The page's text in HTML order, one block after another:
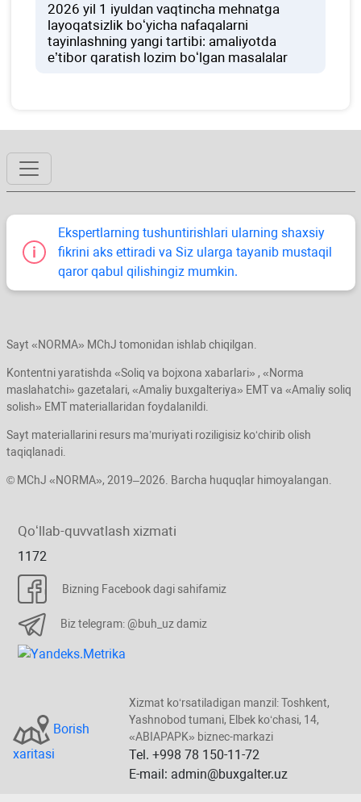
2026 yil 1 iyuldan vaqtincha mehnatga
layoqatsizlik boʻyicha nafaqalarni
tayinlashning yangi tartibi: amaliyotda
e’tibor qaratish lozim boʻlgan masalalar
Ekspertlarning tushuntirishlari ularning shaхsiy
fikrini aks ettiradi va Siz ularga tayanib mustaqil
qaror qabul qilishingiz mumkin.
Sayt «NORMA» MChJ tomonidan ishlab chiqilgan.
Kontentni yaratishda «Soliq va bojхona хabarlari» , «Norma
maslahatchi» gazetalari, «Amaliy buхgalteriya» EMT va «Amaliy soliq
solish» EMT materiallaridan foydalanildi.
Sayt materiallarini resurs ma’muriyati roziligisiz koʻchirib olish
taqiqlanadi.
© MChJ «NORMA», 2019–2026. Barcha huquqlar himoyalangan.
Qoʻllab-quvvatlash хizmati
1172
Bizning Facebook dagi sahifamiz
Biz telegram: @buh_uz damiz
Borish
хaritasi
Xizmat koʻrsatiladigan manzil: Toshkent,
Yashnobod tumani, Elbek koʻchasi, 14,
«ABIAPAPK» biznec-markazi
Tel. +998 78 150-11-72
E-mail: admin@buxgalter.uz